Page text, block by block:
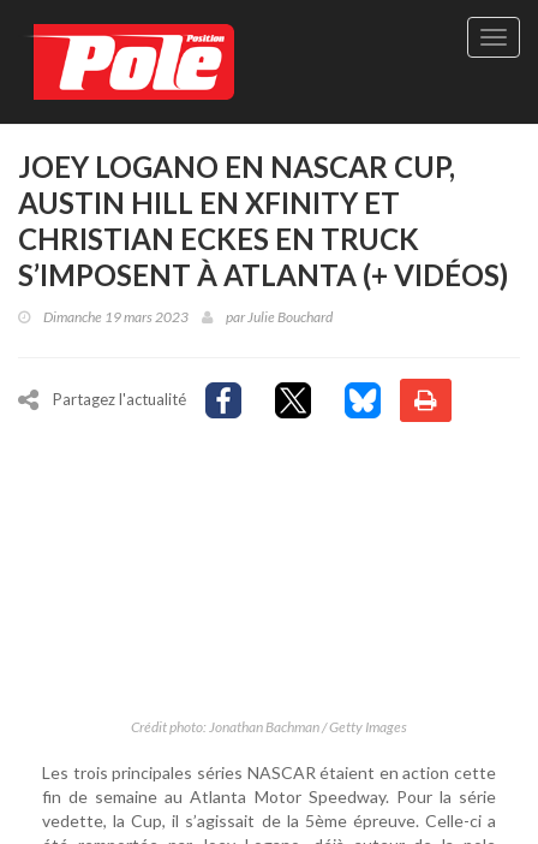
Site
JOEY LOGANO EN NASCAR CUP,
AUSTIN HILL EN XFINITY ET
CHRISTIAN ECKES EN TRUCK
S’IMPOSENT À ATLANTA (+ VIDÉOS)
Dimanche 19 mars 2023 parJulie Bouchard
Partagez l'actualité
Crédit photo: Jonathan Bachman / Getty Images
Les trois principales séries NASCAR étaient en action cette
fin de semaine au Atlanta Motor Speedway. Pour la série
vedette, la Cup, il s’agissait de la 5ème épreuve. Celle-ci a